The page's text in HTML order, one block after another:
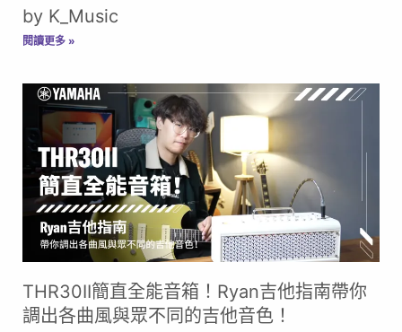
by K_Music
閱讀更多 »
THR30II簡直全能音箱！Ryan吉他指南帶你
調出各曲風與眾不同的吉他音色！